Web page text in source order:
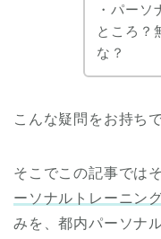
・パー
ところ？
な？
こんな疑問をお持ち
そこでこの記事では
ーソナルトレーニン
みを、都内パーソナ